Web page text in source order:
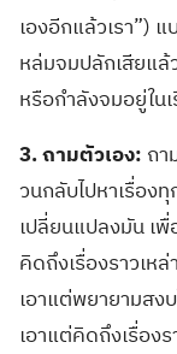
เองอีกแล้วเรา”) แ
หล่มจมปลักเสียแล้
หรือกำลังจมอยู่ใน
3.ถามตัวเอง: ถา
วนกลับไปหาเรื่อง
เปลี่ยนแปลงมัน เ
คิดถึงเรื่องราวเห
เอาแต่พยายามสง
เอาแต่คิดถึงเรื่อง